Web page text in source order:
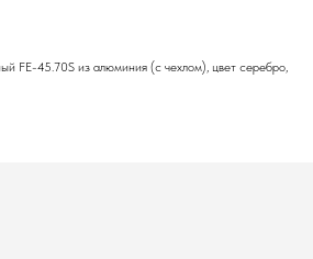
FE-45.70S из алюминия (с чехлом), цвет серебро,